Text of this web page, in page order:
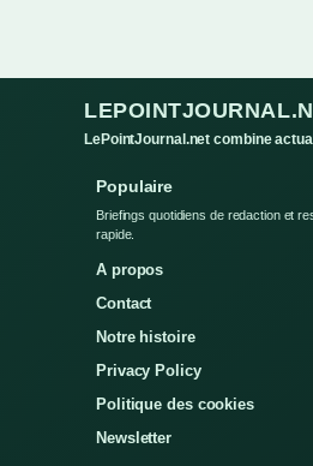
LePointJournal.net combine
Briefings quotidiens de redaction et
rapide.
Contact
Politique des cookies
Newsletter